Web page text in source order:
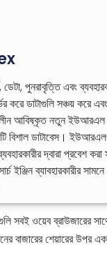
ডেটা, পুনরাবৃত্তি এবং
করে ডাটাগুলি সঞ্চয় করে
আবিষ্কৃত নতুন ইউআরএল
বিশাল ডাটাবেস।
দ্বারা প্রবেশ করা
ইঞ্জিন ব্যাবহারকারীর
সবই ওয়েব ব্রাউজারের
বাজারের শেয়ারের উপর